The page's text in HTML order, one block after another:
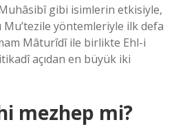
gibi isimlerin etkisiyle,
Mu’tezile yöntemleriyle ilk defa
Mâturîdî ile birlikte Ehl-i
açıdan en büyük iki
mezhep mi?